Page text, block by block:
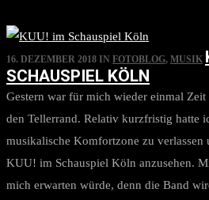
16. DEZEMBER 2018 IN FOTOBLOG, MUSIK
SCHAUSPIEL KÖLN
Gestern war für mich wieder einmal
den Tellerrand. Relativ kurzfristig hatte
musikalische Komfortzone zu
KUU! im Schauspiel Köln anzusehen.
mich erwarten würde, denn die Band